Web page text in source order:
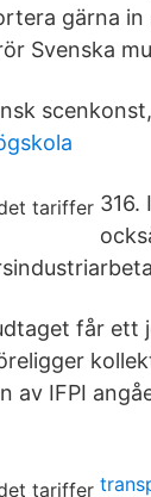
gärna
Svenska
316.
får ett
av IFPI